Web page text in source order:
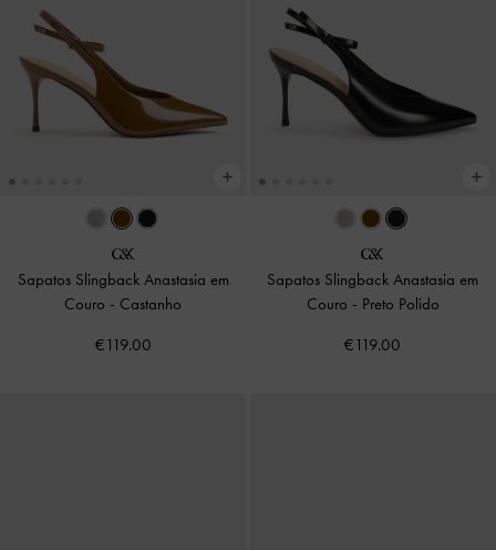
Sapatos Slingback Anastasia em
Couro - Castanho
€119.00
Sapatos Slingback Anastasia em
Couro - Preto Polido
€119.00